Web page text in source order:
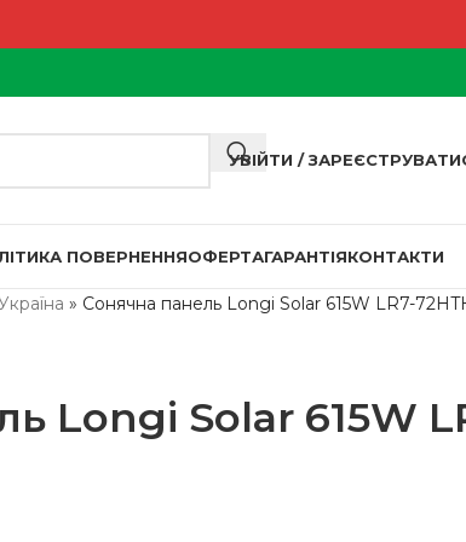
УВІЙТИ /
ПОВЕРНЕННЯОФЕРТАГАРАНТІЯКОНТАКТИ
» Сонячна панель Longi Solar 615W LR7-
Longi Solar 615W